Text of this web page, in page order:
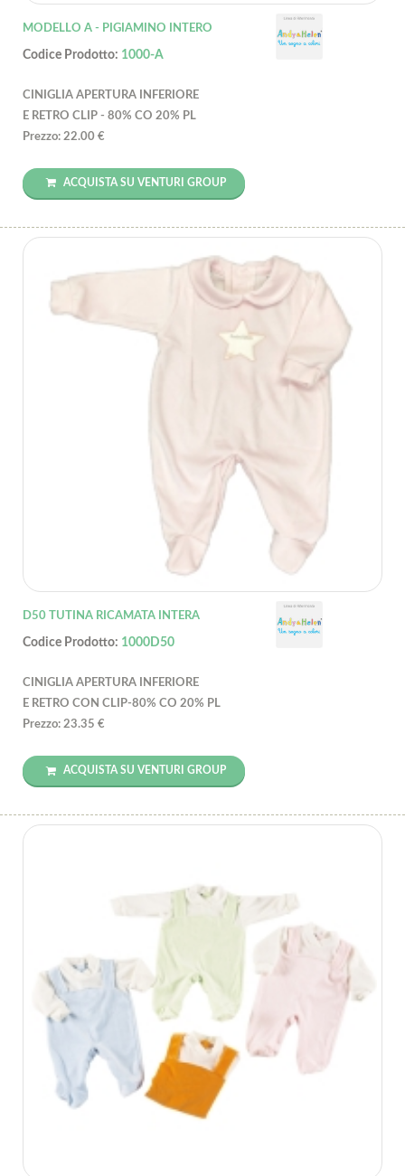
MODELLO A - PIGIAMINO INTERO
Codice Prodotto: 1000-A
CINIGLIA APERTURA INFERIORE
E RETRO CLIP - 80% CO 20% PL
Prezzo: 22.00 €
ACQUISTA SU VENTURI GROUP
D50 TUTINA RICAMATA INTERA
Codice Prodotto: 1000D50
CINIGLIA APERTURA INFERIORE
E RETRO CON CLIP-80% CO 20% PL
Prezzo: 23.35 €
ACQUISTA SU VENTURI GROUP